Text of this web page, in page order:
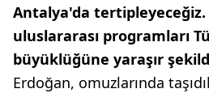
Antalya'da
uluslararası programları
büyüklüğüne yaraşır
Erdoğan, omuzlarında